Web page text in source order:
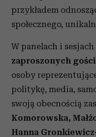
przykładem
społecznego,
W panelach i
zaproszonych
osoby
politykę, media,
swoją obecnością
Komorowska,
Hanna